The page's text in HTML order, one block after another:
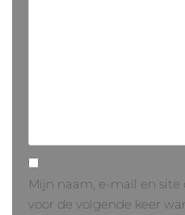
Mijn naam, e-mail en site
voor de volgende keer